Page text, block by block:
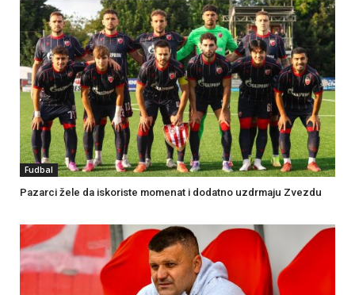
Fudbal
Pazarci žele da iskoriste momenat i dodatno uzdrmaju Zvezdu